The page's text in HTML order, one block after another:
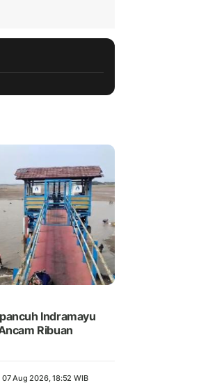
Indramayu
Ribuan
07 Aug 2026, 18:52 WIB